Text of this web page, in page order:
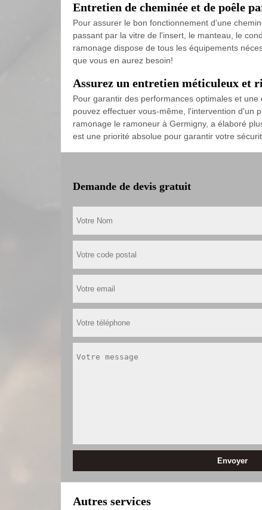
Entretien de cheminée et de poêle
Pour assurer le bon fonctionnement d'une
passant par la vitre de l'insert, le manteau, le
ramonage dispose de tous les équipements
que vous en aurez besoin!
Assurez un entretien méticuleux et
Pour garantir des performances optimales et
pouvez effectuer vous-même, l'intervention d'un
ramonage le ramoneur à Germigny, a élaboré
est une priorité absolue pour garantir votre
Demande de devis gratuit
Autres services